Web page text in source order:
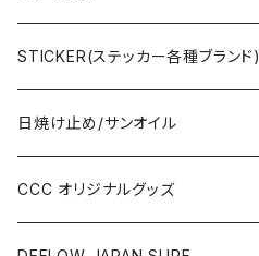
STICKER(ステッカー各種ブランド)
日焼け止め/サンオイル
CCC オリジナルグッズ